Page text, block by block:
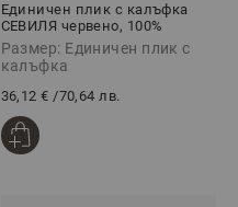
Единичен плик с калъфка
СЕВИЛЯ червено, 100%
Памучен сатен, 2 части
Размер: Единичен плик с
калъфка
36,12 € /70,64 лв.